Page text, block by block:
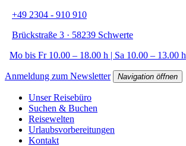
+49 2304 - 910 910
Brückstraße 3 · 58239 Schwerte
Mo bis Fr 10.00 – 18.00 h | Sa 10.00 – 13.00 h
Anmeldung zum Newsletter Navigation öffnen
Unser Reisebüro
Suchen & Buchen
Reisewelten
Urlaubsvorbereitungen
Kontakt